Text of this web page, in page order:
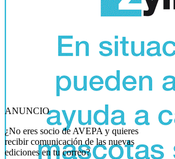
ANUNCIO
¿No eres socio de AVEPA y quieres
recibir comunicación de las nuevas
ediciones en tu correo?